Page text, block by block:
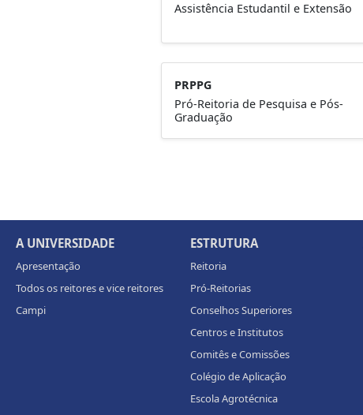
Assistência Estudantil e Extensão
PRPPG
Pró-Reitoria de Pesquisa e Pós-
Graduação
A UNIVERSIDADE
Apresentação
Todos os reitores e vice reitores
Campi
ESTRUTURA
Reitoria
Pró-Reitorias
Conselhos Superiores
Centros e Institutos
Comitês e Comissões
Colégio de Aplicação
Escola Agrotécnica